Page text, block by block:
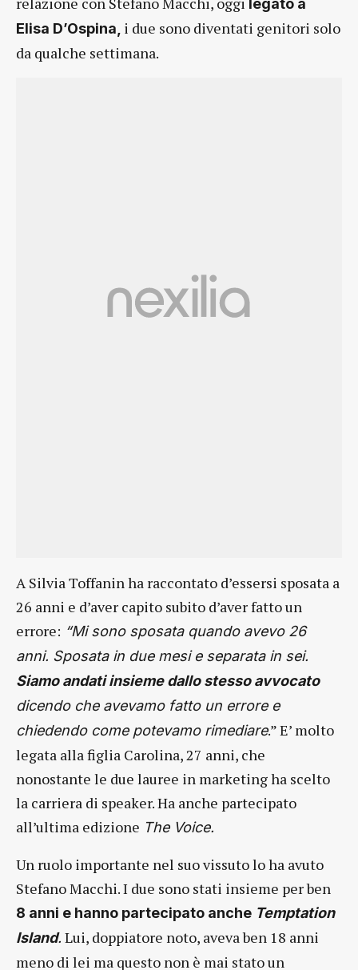
Elisa D’Ospina, i due sono diventati genitori solo
da qualche settimana.
A Silvia Toffanin ha raccontato d’essersi sposata a
26 anni e d’aver capito subito d’aver fatto un
errore: “Mi sono sposata quando avevo 26
anni. Sposata in due mesi e separata in sei.
Siamo andati insieme dallo stesso avvocato
dicendo che avevamo fatto un errore e
chiedendo come potevamo rimediare.” E’ molto
legata alla figlia Carolina, 27 anni, che
nonostante le due lauree in marketing ha scelto
la carriera di speaker. Ha anche partecipato
all’ultima edizione The Voice.
Un ruolo importante nel suo vissuto lo ha avuto
Stefano Macchi. I due sono stati insieme per ben
8 anni e hanno partecipato anche Temptation
Island. Lui, doppiatore noto, aveva ben 18 anni
meno di lei ma questo non è mai stato un